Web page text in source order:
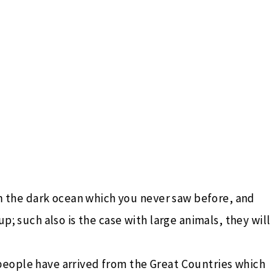
dark ocean which you never saw before, and
such also is the case with large animals, they will
have arrived from the Great Countries which